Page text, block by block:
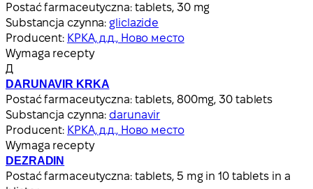
Postać farmaceutyczna: tablets, 30 mg
Substancja czynna: gliclazide
Producent: КРКА, д.д., Ново место
Wymaga recepty
Д
DARUNAVIR KRKA
Postać farmaceutyczna: tablets, 800mg, 30 tablets
Substancja czynna: darunavir
Producent: КРКА, д.д., Ново место
Wymaga recepty
DEZRADIN
Postać farmaceutyczna: tablets, 5 mg in 10 tablets in a